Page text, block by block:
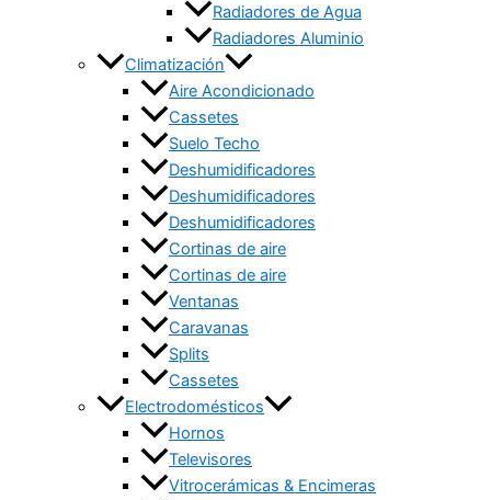
Radiadores de Agua
Radiadores Aluminio
Climatización
Aire Acondicionado
Cassetes
Suelo Techo
Deshumidificadores
Deshumidificadores
Deshumidificadores
Cortinas de aire
Cortinas de aire
Ventanas
Caravanas
Splits
Cassetes
Electrodomésticos
Hornos
Televisores
Vitrocerámicas & Encimeras